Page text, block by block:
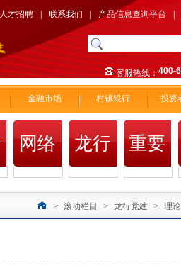
人才招聘 联系我们 产品信息查询平台
客服热线：400-
金融市场 村镇银行 投资
网络
金融
龙行
党建
重要
新闻
> 滚动栏目 > 龙行党建 > 理